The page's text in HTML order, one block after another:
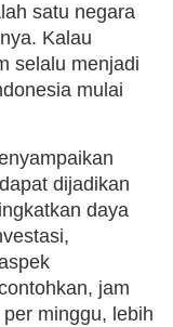
satu negara
Kalau
selalu menjadi
mulai
dijadikan
daya
jam
minggu, lebih